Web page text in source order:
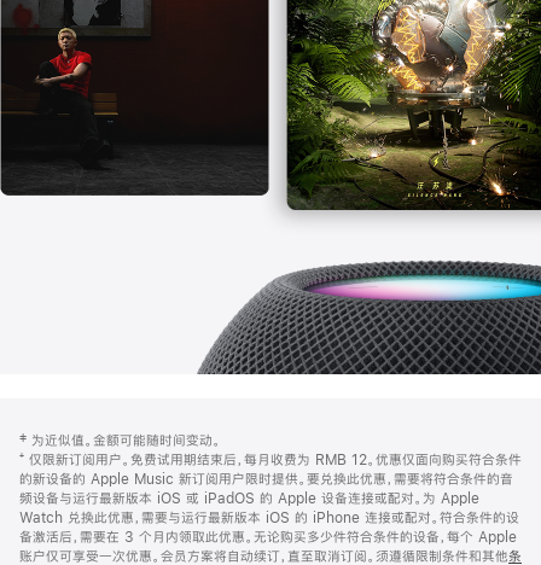
开)
页
页
脚
注
‡ 为近似值。金额可能随时间变动。
⁺ 仅限新订阅用户。免费试用期结束后，每月收费为 RMB 12。优惠仅面向购买符合条件
的新设备的 Apple Music 新订阅用户限时提供。要兑换此优惠，需要将符合条件的音
频设备与运行最新版本 iOS 或 iPadOS 的 Apple 设备连接或配对。为 Apple
Watch 兑换此优惠，需要与运行最新版本 iOS 的 iPhone 连接或配对。符合条件的设
备激活后，需要在 3 个月内领取此优惠。无论购买多少件符合条件的设备，每个 Apple
账户仅可享受一次优惠。会员方案将自动续订，直至取消订阅。须遵循限制条件和其他条